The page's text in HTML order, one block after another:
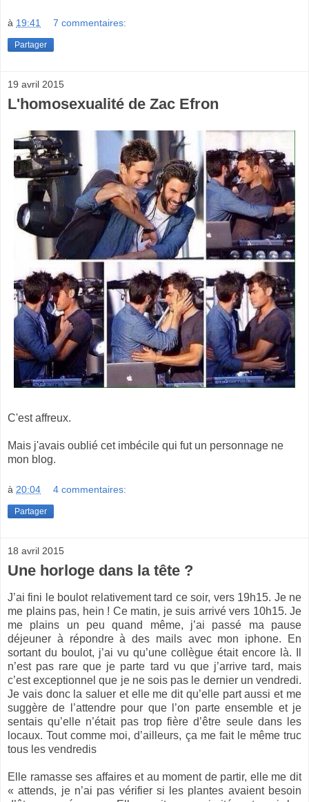
à 19:41 7 commentaires:
Partager
19 avril 2015
L'homosexualité de Zac Efron
C'est affreux.
Mais j'avais oublié cet imbécile qui fut un personnage ne
mon blog.
à 20:04 4 commentaires:
Partager
18 avril 2015
Une horloge dans la tête ?
J’ai fini le boulot relativement tard ce soir, vers 19h15. Je ne
me plains pas, hein ! Ce matin, je suis arrivé vers 10h15. Je
me plains un peu quand même, j’ai passé ma pause
déjeuner à répondre à des mails avec mon iphone. En
sortant du boulot, j’ai vu qu’une collègue était encore là. Il
n’est pas rare que je parte tard vu que j’arrive tard, mais
c’est exceptionnel que je ne sois pas le dernier un vendredi.
Je vais donc la saluer et elle me dit qu’elle part aussi et me
suggère de l’attendre pour que l’on parte ensemble et je
sentais qu’elle n’était pas trop fière d’être seule dans les
locaux. Tout comme moi, d’ailleurs, ça me fait le même truc
tous les vendredis
Elle ramasse ses affaires et au moment de partir, elle me dit
« attends, je n’ai pas vérifier si les plantes avaient besoin